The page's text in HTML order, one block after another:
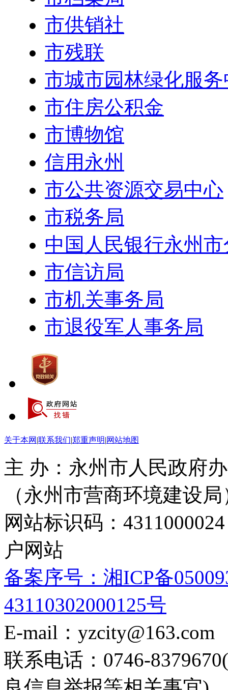
市供销社
市残联
市城市园林绿化服
市住房公积金
市博物馆
信用永州
市公共资源交易中心
市税务局
中国人民银行永州
市信访局
市机关事务局
市退役军人事务局
关于本网 |联系我们|郑重声明|网站地图
主 办：永州市人民政府
（永州市营商环境建设局
网站标识码：
户网站
备案序号：湘ICP备
43110302000125号
E-mail：yzcity@163.com
联系电话：0746-